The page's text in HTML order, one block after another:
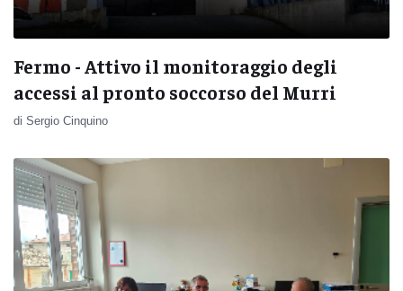
Fermo - Attivo il monitoraggio degli
accessi al pronto soccorso del Murri
di Sergio Cinquino